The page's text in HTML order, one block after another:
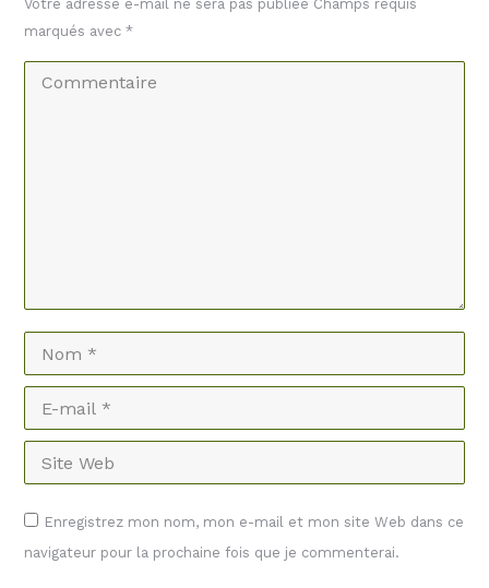
Votre adresse e-mail ne sera pas publiée Champs requis
marqués avec*
Commentaire
Nom *
E-mail *
Site Web
Enregistrez mon nom, mon e-mail et mon site Web dans ce
navigateur pour la prochaine fois que je commenterai.